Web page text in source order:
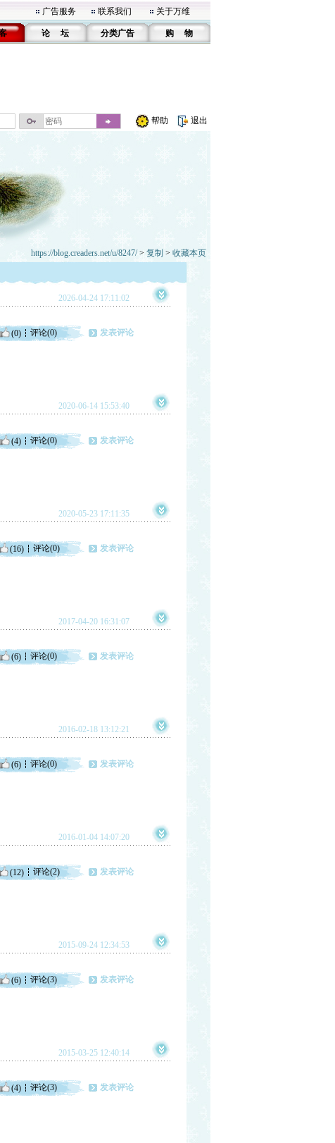
广告服务 联系我们 关于万维
论 坛 分类广告 购 物
帮助 退出
https://blog.creaders.net/u/8247/> 复制 > 收藏本页
2026-04-24 17:11:02
(0) 评论(0) 发表评论
2020-06-14 15:53:40
(4) 评论(0) 发表评论
2020-05-23 17:11:35
(16) 评论(0) 发表评论
2017-04-20 16:31:07
(6) 评论(0) 发表评论
2016-02-18 13:12:21
(6) 评论(0) 发表评论
2016-01-04 14:07:20
(12) 评论(2) 发表评论
2015-09-24 12:34:53
(6) 评论(3) 发表评论
2015-03-25 12:40:14
(4) 评论(3) 发表评论